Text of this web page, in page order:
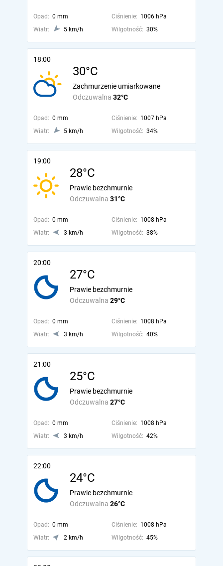
Opad: 0 mm Ciśnienie: 1006 hPa
Wiatr:
5 km/h Wilgotność: 30%
18:00
30°C
Odczuwalna 32°C
Zachmurzenie umiarkowane
Opad: 0 mm Ciśnienie: 1007 hPa
Wiatr:
5 km/h Wilgotność: 34%
19:00
28°C
Odczuwalna 31°C
Prawie bezchmurnie
Opad: 0 mm Ciśnienie: 1008 hPa
Wiatr:
3 km/h Wilgotność: 38%
20:00
27°C
Odczuwalna 29°C
Prawie bezchmurnie
Opad: 0 mm Ciśnienie: 1008 hPa
Wiatr:
3 km/h Wilgotność: 40%
21:00
25°C
Odczuwalna 27°C
Prawie bezchmurnie
Opad: 0 mm Ciśnienie: 1008 hPa
Wiatr:
3 km/h Wilgotność: 42%
22:00
24°C
Odczuwalna 26°C
Prawie bezchmurnie
Opad: 0 mm Ciśnienie: 1008 hPa
Wiatr:
2 km/h Wilgotność: 45%